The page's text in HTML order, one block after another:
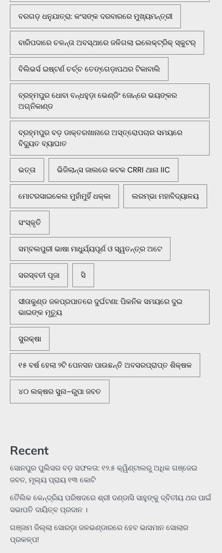
ବରଗଡ଼ ଧନୁଯାତ୍ରା: କଂସଙ୍କ ଦରବାରରେ ମୁଖ୍ୟମନ୍ତ୍ରୀ
ବାରିପଦାରେ ଚଳନ୍ତା ଅବସ୍ଥାରେ ଜଳିଗଲା ଇଲେକ୍ଟ୍ରିକ୍ ସ୍କୁଟର୍
ବିଲିଭର୍ସ ଇଷ୍ଟର୍ଣ ଚର୍ଚ୍ଚ ତେଙ୍ଗେଡ଼ାପଥର ଟିକାବାଲି
ବ୍ରହ୍ମପୁର ଧୋବା ବନ୍ଧହୁଡ଼ା ଭେଣ୍ଡିଂ ଜୋନ୍‌ରେ ଭୟଙ୍କର
ଅଗ୍ନିକାଣ୍ଡ
ବ୍ରହ୍ମପୁର ବଡ଼ ଡାକ୍ତରଖାନାରେ ଅସ୍ତ୍ରୋପଚାର ସମୟରେ
ବିଦ୍ୟୁତ ବ୍ୟାଘାତ
ଭତ୍ତା ଭିଜିଲାନ୍ସ ଜାଲରେ କଟକ CRRI ଥାନା IIC
ମୋଟରସାଇକେଲ ମୁହାଁମୁହିଁ ଧକ୍କା ଲରମ୍ଭା ମହାବିଦ୍ୟାଳୟ
ସଂସ୍କୃତି
ସମ୍ବଲପୁରୀ ଭାଷା ମାଧୁର୍ଯ୍ୟପୂର୍ଣ ଓ ସ୍ୱତନ୍ତ୍ର ଅଟେ
ସରସ୍ବତୀ ପୂଜା ସି
ସୀତାକୁଣ୍ଡ ଜଳପ୍ରପାତରେ ଦୁର୍ଘଟଣା: ପିକନିକ ସମୟରେ ଦୁଇ
ଭାଇଙ୍କ ମୃତ୍ୟୁ
ସୁରକ୍ଷା
୧୫ ବର୍ଷ ହେଲା ୨ଟି ପେନସନ ପାଉଛନ୍ତି ଅବସରପ୍ରାପ୍ତ ଶିକ୍ଷକ
୪୦ ଲକ୍ଷର ସୁନା–ରୁପା ଜବତ
Recent
ସୋନପୁର ପୁଲିସର ବଡ଼ ସଫଳତା: ୧୨.୫ କ୍ୱିଣ୍ଟାଲରୁ ଅଧିକ ଗଞ୍ଜେଇ
ଜବତ, ମୂଲ୍ୟ ପ୍ରାୟ ୧୩ କୋଟି
ତୈଲିକ କେନ୍ଦ୍ରିୟ ପରିଷଦରେ ଶ୍ରୀ ଦଣ୍ଡାସି ସାହୁଙ୍କୁ ଦ୍ବିତୀୟ ଥର ପାଇଁ
ସଭାପତି ଦାୟିତ୍ବ ପ୍ରଦାନ ।
ଗଞ୍ଜାମ ଜିଲ୍ଲା ସୋରଡ଼ା ଜଳଭଣ୍ଡାରରେ ହେବ ଭାସମାନ ସୋଲାର
ପ୍ରକଳ୍ପ!